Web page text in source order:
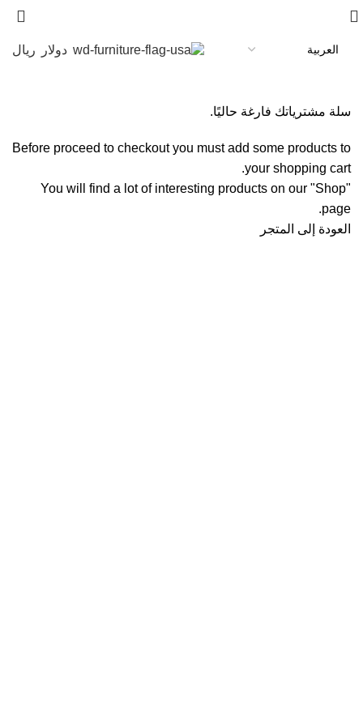
دولار ريال الخروج
سلة مشترياتك فارغة حاليًا.
Before proceed to checkout you must add some products to
your shopping cart.
You will find a lot of interesting products on our "Shop"
page.
العودة إلى المتجر